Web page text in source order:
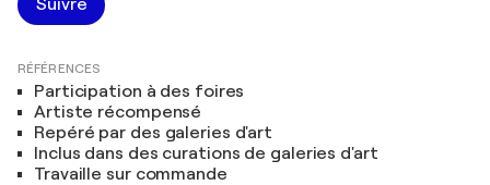
Suivre
RÉFÉRENCES
Participation à des foires
Artiste récompensé
Repéré par des galeries d'art
Inclus dans des curations de galeries d'art
Travaille sur commande